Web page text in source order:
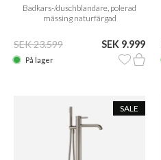
Badkars-/duschblandare, polerad
mässing naturfärgad
SEK 23.599 SEK 9.999
På lager
SALE